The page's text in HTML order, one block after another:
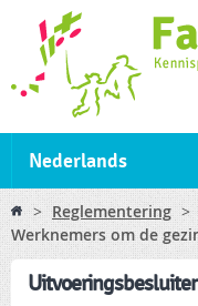
Nederlands
You are here
> Reglementering >
Werknemers om de